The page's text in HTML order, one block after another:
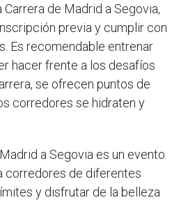
de Madrid a Segovia,
previa y cumplir con
Es recomendable entrenar
hacer frente a los desafíos
se ofrecen puntos de
corredores se hidraten y
a Segovia es un evento
corredores de diferentes
y disfrutar de la belleza